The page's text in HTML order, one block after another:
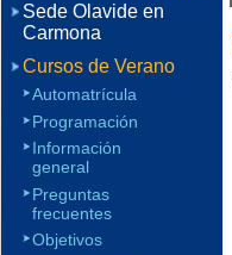
Sede Olavide en
Carmona
Cursos de Verano
Automatrícula
Programación
Información
general
Preguntas
frecuentes
Objetivos